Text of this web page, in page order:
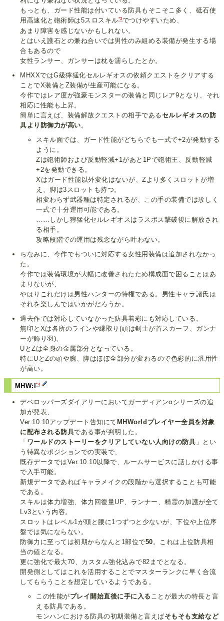
もっとも、ガード性能は付いている防具もそこそこ多く、砥石使
用高速化と砲術師は5スロスキル*3でつけやすいため、
あまり障害を感じないかもしれない。
とはいえ護石との兼ね合いでは男性のみ組める装備が発生する場
合もあるので
女性ランサー、ガンサーは枕を濡らしたとか。
MHXXではG級獰猛化セルレギオスの依頼クエストをクリアする
ことでX装備とZ装備が生産可能になる。
今作ではレア度が強豪モンスターの装備と同じレア9となり、それ
相応に性能も上昇。
簡単に言えば、装備解放クエストの相手であるセルレギオスの防
具より防御力が高い 。
スキル面では、ガード性能がどちらでも一式で+2が発動する
ように。
Zは砲術師および反動軽減+1があと1Pで砲術王、反動軽減
+2を発動できる。
Xはガード性能以外変化はないが、Zより多くスロットが増
え、脚は3スロットも持つ。
相変わらず武器種は特定されるが、この手の装備では珍しく
一式で十分運用可能である。
……しかし獰猛化セルレギオスはラスボス撃破後に解放され
る相手。
攻略段階での運用は残念ながら叶わない。
ちなみに、今作でもついに対応する女性用装備は追加されなかっ
た。
今作では装備環境が大幅に改善されたため構成面で困ることはあ
まりないが、
やはりこれだけは男性ハンターの特権である。男性キャラ諸氏は
それを楽しんではいかがだろうか。
過去作では対応していなかった防具着彩にも対応している。
無印とXは各所のラインや縁取り(頭は剣士が首スカーフ、ガンナ
ーが飾り羽)、
UとZは全身の金属部分となっている。
特にUとZの頭や腕、脚はほぼ全部分が変わるので色彩的に汎用性
が高い。
MHW:I*4
デベロッパーズダイアリーにおいてガーディアンαシリーズの追
加が発表、
Ver.10.10アップデート告知にて MHWorldプレイヤー全員を対象
に配布される防具である事が判明した。
「 ワールドのストーリーをクリアしていない人向けの防具 」とい
う特異なポジションでの実装で、
既存データではVer.10.10以降で、ルームサービスに話しかける事
で入手可能。
新規データであればキャラメイクの段階から選択することも可能
である。
スキルは体力増強、体力回復量UP、ランナー、精霊の加護が全て
Lv3という内容。
スロットはレベル1が頭と腰に1つずつと少ないが、下位や上位序
盤では気にならない。
防御力に至っては初期からなんと1部位で50。これは上位防具相
当の値となる。
更に強化で最大70、カスタム強化込みで82までとなる。
開発側としてはこれを活用することでマスターランクに早く合流
してもらうことを想定しているようである。
この性能がプレイ開始直後に手に入る ことが最大の特長と言
える防具である。
モンハンにおける防具の初期装備と言えばそもそも支給など